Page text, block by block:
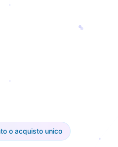
o acquisto unico